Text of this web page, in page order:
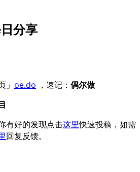
分享
oe.do ，速记： 偶尔做
有好的发现点击这里快速投稿，如需
回复反馈。